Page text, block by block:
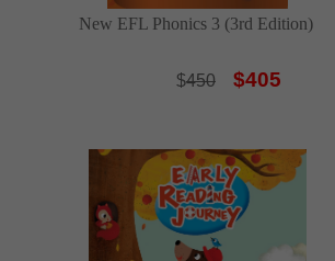
New EFL Phonics 3 (3rd Edition)
$450 $405